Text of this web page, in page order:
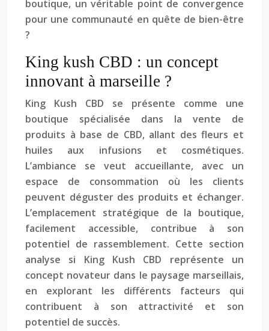
boutique, un véritable point de convergence
pour une communauté en quête de bien-être
?
King kush CBD : un concept
innovant à marseille ?
King Kush CBD se présente comme une
boutique spécialisée dans la vente de
produits à base de CBD, allant des fleurs et
huiles aux infusions et cosmétiques.
L’ambiance se veut accueillante, avec un
espace de consommation où les clients
peuvent déguster des produits et échanger.
L’emplacement stratégique de la boutique,
facilement accessible, contribue à son
potentiel de rassemblement. Cette section
analyse si King Kush CBD représente un
concept novateur dans le paysage marseillais,
en explorant les différents facteurs qui
contribuent à son attractivité et son
potentiel de succès.